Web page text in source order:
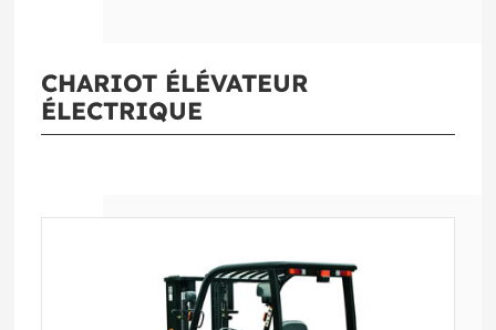
CHARIOT ÉLÉVATEUR
ÉLECTRIQUE